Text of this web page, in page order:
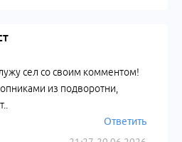
сел со своим комментом!
из подворотни,
Ответить